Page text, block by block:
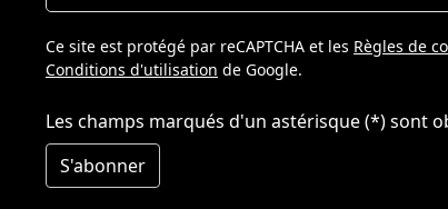
Ce site est protégé par reCAPTCHA et les Règles de
Conditions d'utilisation de Google.
Les champs marqués d'un astérisque (*) sont
S'abonner